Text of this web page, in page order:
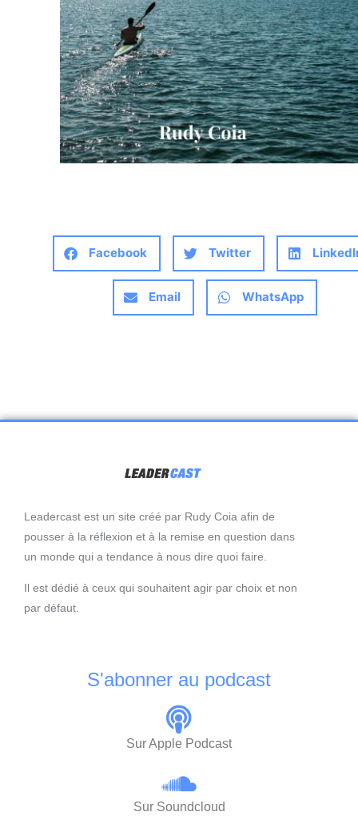
Facebook Twitter
Email WhatsApp
Leadercast est un site créé par Rudy Coia afin de
pousser à la réflexion et à la remise en question dans
un monde qui a tendance à nous dire quoi faire.
Il est dédié à ceux qui souhaitent agir par choix et non
par défaut.
S'abonner au podcast
Sur Apple Podcast
Sur Soundcloud